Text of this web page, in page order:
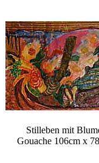
Stilleben mit
Gouache 106cm x